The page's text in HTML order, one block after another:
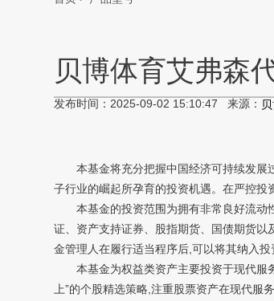
贝博体育艾弗森
发布时间：2025-09-02 15:10:47 来源：
本基金将充分把握中国经济可持续发展过
子行业的崛起所孕育的投资机遇。在严控投
本基金的投资范围为拥有非常良好流动性
证、资产支持证券、股指期货、国债期货
金管理人在履行适当程序后,可以将其纳入投
本基金为权益类资产主要投资于现代服务
上”的个股精选策略,注重股票资产在现代